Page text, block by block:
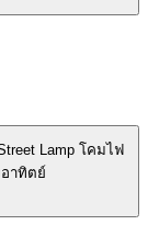
Lamp โคมไฟ
าทิตย์